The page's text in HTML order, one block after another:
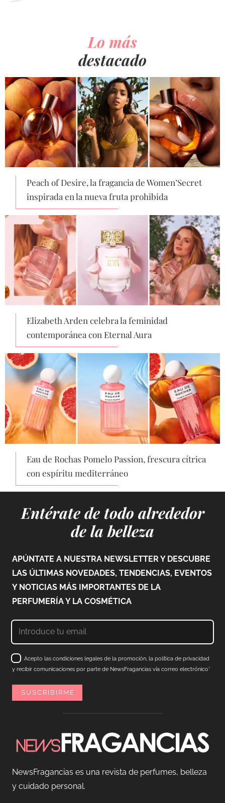
Lo más
destacado
Peach of Desire, la fragancia de Women’Secret
inspirada en la nueva fruta prohibida
Elizabeth Arden celebra la feminidad
contemporánea con Eternal Aura
Eau de Rochas Pomelo Passion, frescura cítrica
con espíritu mediterráneo
Entérate de todo alrededor
de la belleza
APÚNTATE A NUESTRA NEWSLETTER Y DESCUBRE
LAS ÚLTIMAS NOVEDADES, TENDENCIAS, EVENTOS
Y NOTICIAS MÁS IMPORTANTES DE LA
PERFUMERÍA Y LA COSMÉTICA
Acepto las condiciones legales de la promoción, la política de privacidad
y recibir comunicaciones por parte de NewsFragancias vía correo electrónico*
NewsFragancias es una revista de perfumes, belleza
y cuidado personal.